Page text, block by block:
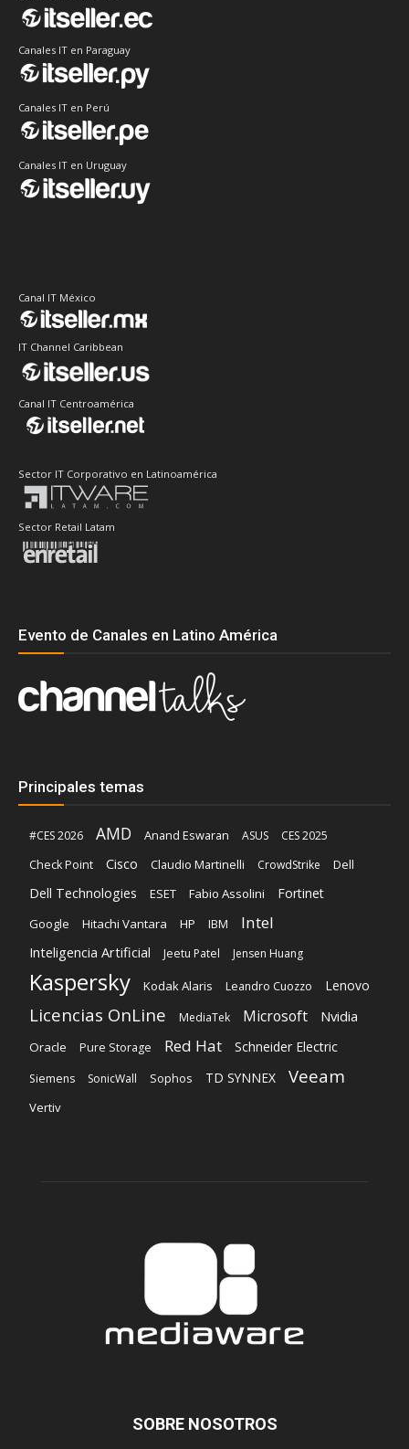
Canales IT en Paraguay
Canales IT en Perú
Canales IT en Uruguay
Canal IT México
IT Channel Caribbean
Canal IT Centroamérica
Sector IT Corporativo en Latinoamérica
Sector Retail Latam
Evento de Canales en Latino América
Principales temas
#CES 2026 AMD Anand Eswaran ASUS
CES 2025
Check Point
Cisco Claudio Martinelli CrowdStrike Dell
Dell Technologies ESET Fabio Assolini Fortinet
Google Hitachi Vantara HP IBM Intel
Inteligencia Artificial Jeetu Patel Jensen Huang
Kaspersky Kodak Alaris Leandro Cuozzo Lenovo
Licencias OnLine MediaTek Microsoft Nvidia
Oracle Pure Storage Red Hat Schneider Electric
Siemens SonicWall Sophos TD SYNNEX Veeam
Vertiv
SOBRE NOSOTROS